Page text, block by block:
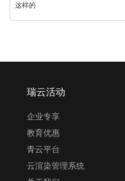
这样的
瑞云活动
企业专享
教育优惠
青云平台
云渲染管理系统